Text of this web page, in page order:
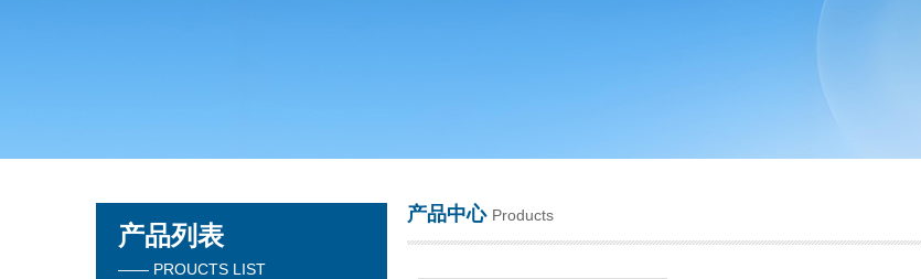
产品列表
—— PROUCTS LIST
产品中心 Products